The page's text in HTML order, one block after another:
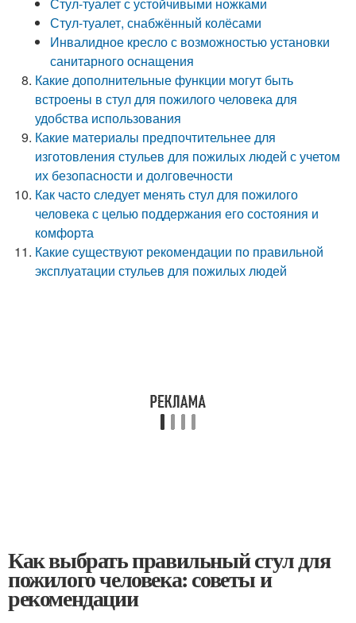
Стул-туалет, снабжённый колёсами
Инвалидное кресло с возможностью установки
санитарного оснащения
Какие дополнительные функции могут быть
встроены в стул для пожилого человека для
удобства использования
Какие материалы предпочтительнее для
изготовления стульев для пожилых людей с учетом
их безопасности и долговечности
Как часто следует менять стул для пожилого
человека с целью поддержания его состояния и
комфорта
Какие существуют рекомендации по правильной
эксплуатации стульев для пожилых людей
Как выбрать правильный стул для
пожилого человека: советы и
рекомендации